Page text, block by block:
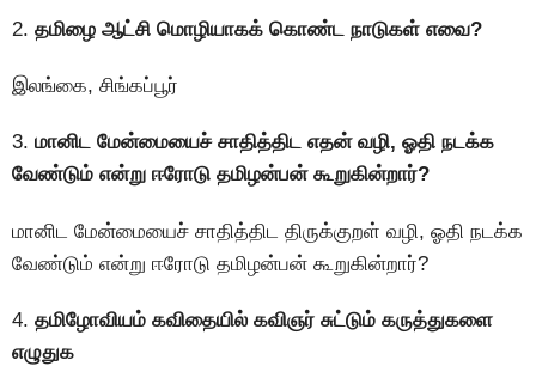
2. தமிழை ஆட்சி மொழியாகக் கொண்ட நாடுகள் எவை?
இலங்கை, சிங்கப்பூர்
3. மானிட மேன்மையைச் சாதித்திட எதன் வழி, ஓதி நடக்க
வேண்டும் என்று ஈரோடு தமிழன்பன் கூறுகின்றார்?
மானிட மேன்மையைச் சாதித்திட திருக்குறள் வழி, ஓதி நடக்க
வேண்டும் என்று ஈரோடு தமிழன்பன் கூறுகின்றார்?
4. தமிழோவியம் கவிதையில் கவிஞர் சுட்டும் கருத்துகளை
எழுதுக